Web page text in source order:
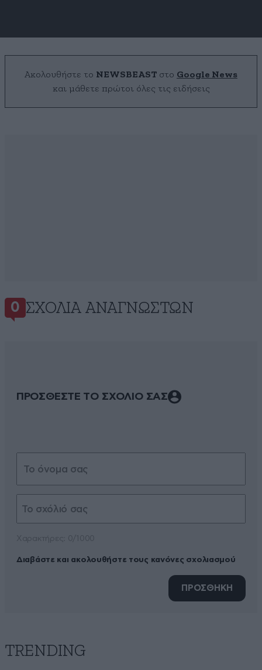
Ακολουθήστε το NEWSBEAST στο Google News
και μάθετε πρώτοι όλες τις ειδήσεις
0 ΣΧΌΛΙΑ ΑΝΑΓΝΩΣΤΏΝ
ΠΡΟΣΘΕΣΤΕ ΤΟ ΣΧΟΛΙΟ ΣΑΣ
Διαβάστε και ακολουθήστε τους κανόνες σχολιασμού
ΠΡΟΣΘΗΚΗ
TRENDING